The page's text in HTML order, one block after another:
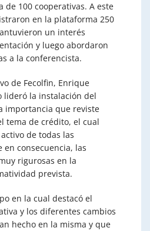
de 100 cooperativas. A este
en la plataforma 250
un interés
y luego abordaron
a la conferencista.
de Fecolfin, Enrique
lideró la instalación del
importancia que reviste
tema de crédito, el cual
de todas las
en consecuencia, las
rigurosas en la
prevista.
en la cual destacó el
y los diferentes cambios
hecho en la misma y que